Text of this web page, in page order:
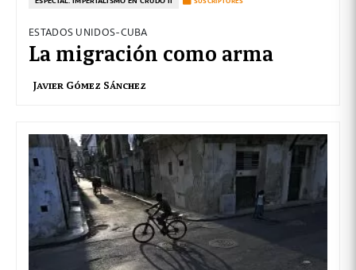
ESTADOS UNIDOS-CUBA
La migración como arma
Javier Gómez Sánchez